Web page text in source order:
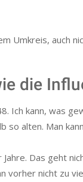
Umkreis, auch
die
Ich kann, was
so alten. Man
Das geht
vorher nicht zu